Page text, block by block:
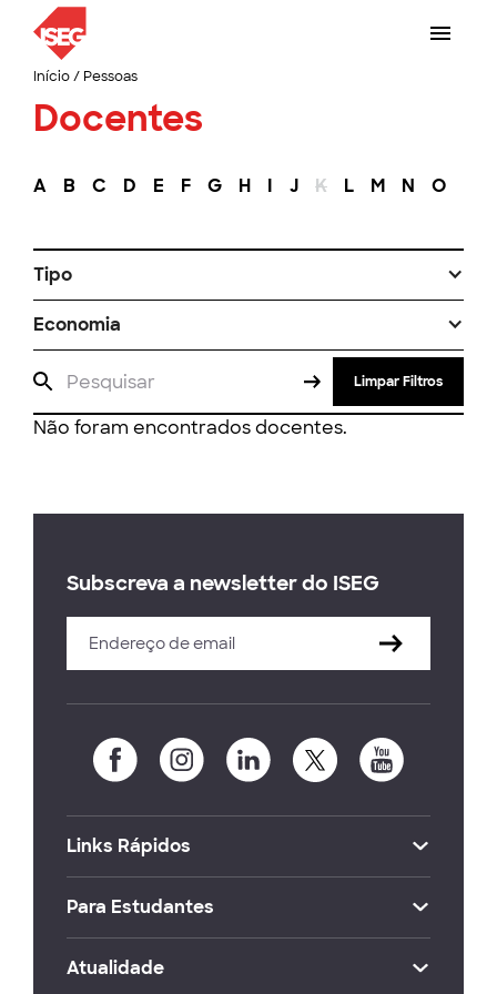
Início/ Pessoas
Docentes
A B C D E F G H I J K L M N O
Tipo
Economia
Limpar Filtros
Não foram encontrados docentes.
Subscreva a newsletter do ISEG
Links Rápidos
Para Estudantes
Atualidade